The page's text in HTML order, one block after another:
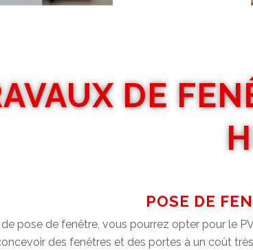
DE
POSE DE
pose de fenêtre, vous pourrez opter pour le
des fenêtres et des portes à un coût